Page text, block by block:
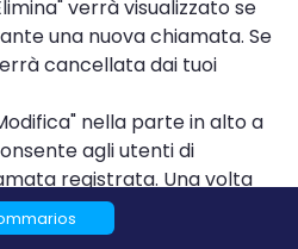
verrà visualizzato se
una nuova chiamata. Se
cancellata dai tuoi
nella parte in alto a
agli utenti di
registrata. Una volta
quali chiamate
premere il pulsante